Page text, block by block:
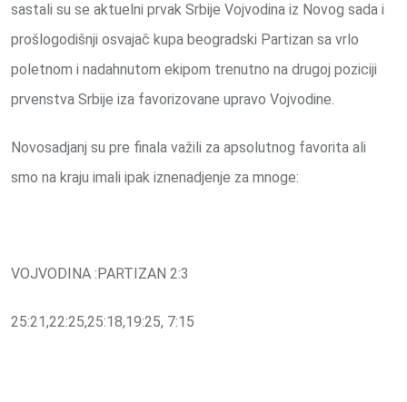
sastali su se aktuelni prvak Srbije Vojvodina iz Novog sada i
prošlogodišnji osvajač kupa beogradski Partizan sa vrlo
poletnom i nadahnutom ekipom trenutno na drugoj poziciji
prvenstva Srbije iza favorizovane upravo Vojvodine.
Novosadjanj su pre finala važili za apsolutnog favorita ali
smo na kraju imali ipak iznenadjenje za mnoge:
VOJVODINA :PARTIZAN 2:3
25:21,22:25,25:18,19:25, 7:15